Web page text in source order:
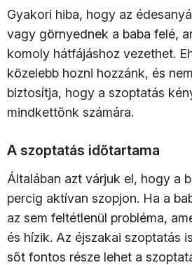
Gyakori hiba, hogy az
vagy görnyednek a baba felé,
komoly hátfájáshoz vezethet.
közelebb hozni hozzánk, és
biztosítja, hogy a szoptatás
mindkettőnk számára.
A szoptatás időtartama
Általában azt várjuk el, hogy a
percig aktívan szopjon. Ha a
az sem feltétlenül probléma,
és hízik. Az éjszakai szoptatás
sőt fontos része lehet a